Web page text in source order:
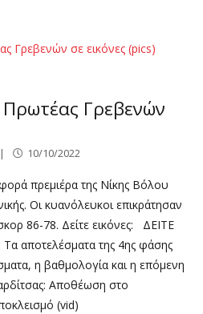
Γρεβενών
10/10/2022
πρεμιέρα της Νίκης Βόλου
Οι κυανόλευκοι επικράτησαν
86-78. Δείτε εικόνες: ΔΕΙΤΕ
αποτελέσματα της 4ης φάσης
η βαθμολογία και η επόμενη
Αποθέωση στο
(vid)